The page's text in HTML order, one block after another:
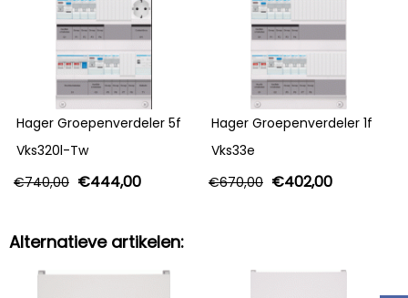
Hager Groepenverdeler 5f
Vks320l-Tw
€740,00 €444,00
Hager Groepenverdeler 1f
Vks33e
€670,00 €402,00
Alternatieve artikelen: